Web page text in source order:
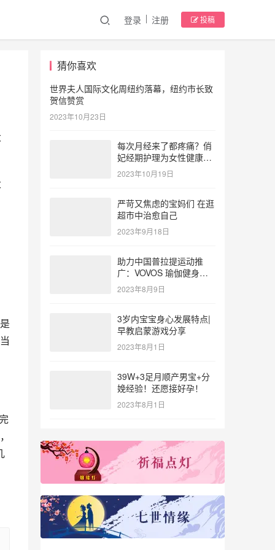
登录 注册 投稿
猜你喜欢
世界夫人国际文化周纽约落幕，纽约市长致
贺信赞赏
2023年10月23日
每次月经来了都疼痛？俏
妃经期护理为女性健康护
航
2023年10月19日
严苛又焦虑的宝妈们 在逛
超市中治愈自己
2023年9月18日
助力中国普拉提运动推
广：VOVOS 瑜伽健身服
参与北体大专业普拉提教
练培训
2023年8月9日
3岁内宝宝身心发展特点|
早教启蒙游戏分享
2023年8月1日
39W+3足月顺产男宝+分
娩经验！还愿接好孕！
2023年8月1日